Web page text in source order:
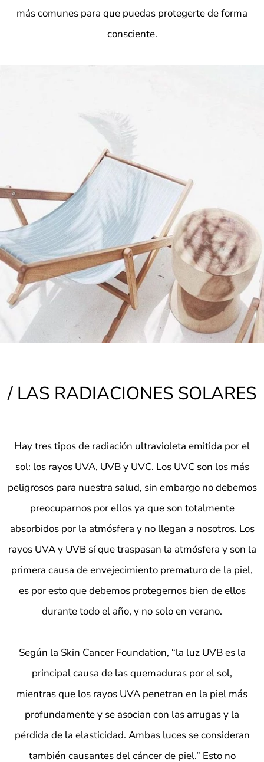
más comunes para que puedas protegerte de forma
consciente.
/ LAS RADIACIONES SOLARES
Hay tres tipos de radiación ultravioleta emitida por el
sol: los rayos UVA, UVB y UVC. Los UVC son los más
peligrosos para nuestra salud, sin embargo no debemos
preocuparnos por ellos ya que son totalmente
absorbidos por la atmósfera y no llegan a nosotros. Los
rayos UVA y UVB sí que traspasan la atmósfera y son la
primera causa de envejecimiento prematuro de la piel,
es por esto que debemos protegernos bien de ellos
durantetodo el año, y no solo en verano.
Según la Skin Cancer Foundation, “la luz UVB es la
principal causa de lasquemaduras por el sol,
mientras que los rayos UVA penetran en la piel más
profundamente y se asocian con las arrugas y la
pérdida de la elasticidad. Ambas luces se consideran
también causantes delcáncer de piel.” Esto no